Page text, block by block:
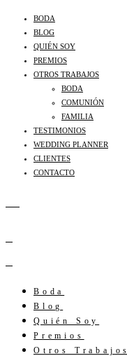
BODA
BLOG
QUIÉN SOY
PREMIOS
OTROS TRABAJOS
BODA
COMUNIÓN
FAMILIA
TESTIMONIOS
WEDDING PLANNER
CLIENTES
CONTACTO
Boda
Blog
Quién Soy
Premios
Otros Trabajos